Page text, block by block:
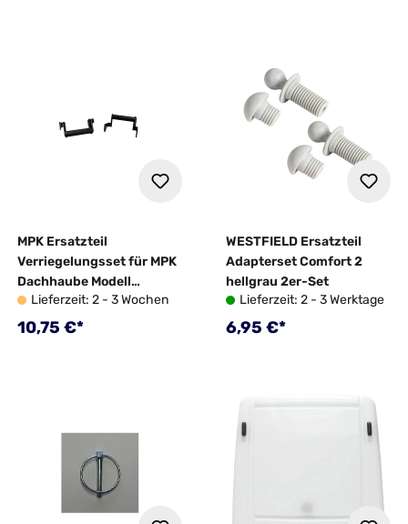
MPK Ersatzteil
Verriegelungsset für MPK
Dachhaube Modell
29/Vision Vent S Eco 2er-
Set
Lieferzeit: 2 - 3 Wochen
Regulärer Preis:
10,75 €*
WESTFIELD Ersatzteil
Adapterset Comfort 2
hellgrau 2er-Set
Lieferzeit: 2 - 3 Werktage
Regulärer Preis:
6,95 €*